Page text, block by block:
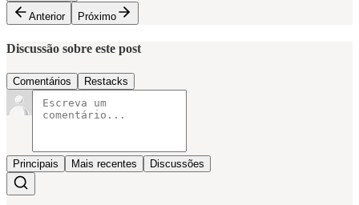
Anterior
Próximo
Discussão sobre este post
Comentários Restacks
Principais Mais recentes Discussões